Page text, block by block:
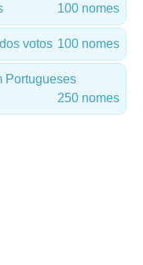
100 nomes
votos 100 nomes
Portugueses
250 nomes